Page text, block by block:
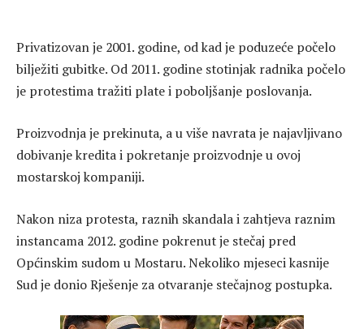
Privatizovan je 2001. godine, od kad je poduzeće počelo
bilježiti gubitke. Od 2011. godine stotinjak radnika počelo
je protestima tražiti plate i poboljšanje poslovanja.
Proizvodnja je prekinuta, a u više navrata je najavljivano
dobivanje kredita i pokretanje proizvodnje u ovoj
mostarskoj kompaniji.
Nakon niza protesta, raznih skandala i zahtjeva raznim
instancama 2012. godine pokrenut je stečaj pred
Općinskim sudom u Mostaru. Nekoliko mjeseci kasnije
Sud je donio Rješenje za otvaranje stečajnog postupka.